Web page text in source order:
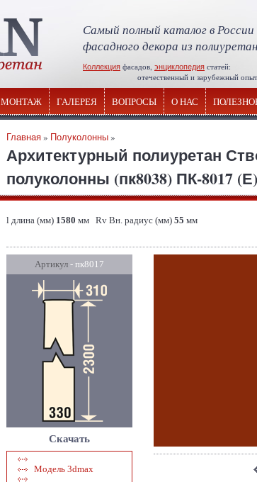
Самый полный каталог в России
фасадного декора из
Коллекция фасадов, энциклопедия статей:
отечественный и зарубежный опыт
МОНТАЖ ГАЛЕРЕЯ ВОПРОСЫ О НАС
Главная» Полуколонны»
Архитектурный полиуретан
полуколонны (пк8038) ПК-8017 (Е)
l длина (мм) 1580 мм Rv Вн. радиус (мм) 55 мм
Артикул - пк8017
Скачать
Модель 3dmax